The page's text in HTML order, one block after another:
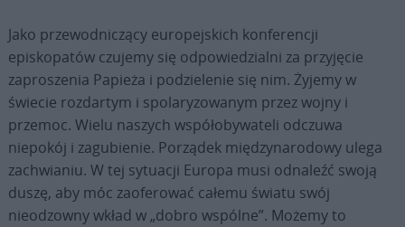
Jako przewodniczący europejskich konferencji
episkopatów czujemy się odpowiedzialni za przyjęcie
zaproszenia Papieża i podzielenie się nim. Żyjemy w
świecie rozdartym i spolaryzowanym przez wojny i
przemoc. Wielu naszych współobywateli odczuwa
niepokój i zagubienie. Porządek międzynarodowy ulega
zachwianiu. W tej sytuacji Europa musi odnaleźć swoją
duszę, aby móc zaoferować całemu światu swój
nieodzowny wkład w „dobro wspólne”. Możemy to